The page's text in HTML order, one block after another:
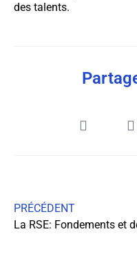
des talents.
PRÉCÉDENT